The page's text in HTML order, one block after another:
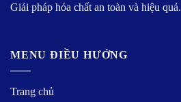
Giải pháp hóa chất an toàn và hiệu quả.
MENU ĐIỀU HƯỚNG
Trang chủ